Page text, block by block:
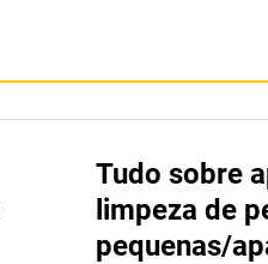
Tudo sobre
limpeza de
pequenas/